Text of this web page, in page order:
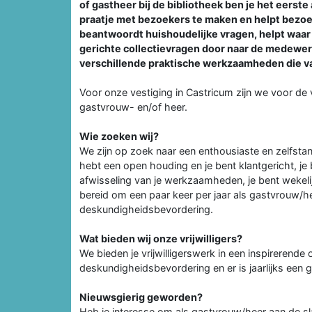
of gastheer bij de bibliotheek ben je het
praatje met bezoekers te maken en helpt
beantwoordt huishoudelijke vragen, helpt
gerichte collectievragen door naar de
verschillende praktische werkzaamheden die
Voor onze vestiging in Castricum zijn we voor
gastvrouw- en/of heer.
Wie zoeken wij?
We zijn op zoek naar een enthousiaste en
hebt een open houding en je bent klantgericht,
afwisseling van je werkzaamheden, je bent
bereid om een paar keer per jaar als gastvrouw/
deskundigheidsbevordering.
Wat bieden wij onze vrijwilligers?
We bieden je vrijwilligerswerk in een
deskundigheidsbevordering en er is jaarlijks een
Nieuwsgierig geworden?